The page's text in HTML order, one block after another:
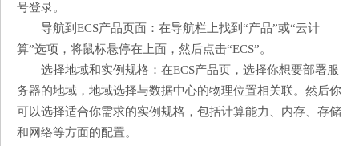
号登录。
导航到ECS产品页面：在导航栏上找到“产品”或“云计
算”选项，将鼠标悬停在上面，然后点击“ECS”。
选择地域和实例规格：在ECS产品页，选择你想要部署服
务器的地域，地域选择与数据中心的物理位置相关联。然后你
可以选择适合你需求的实例规格，包括计算能力、内存、存储
和网络等方面的配置。